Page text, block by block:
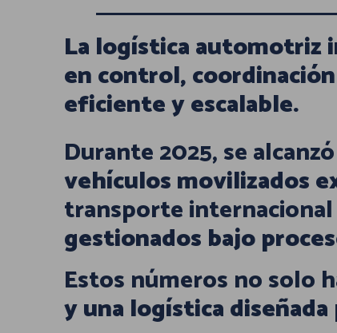
La logística automotriz
en control,
eficiente y escalable.
Durante 2025, se
vehículos movilizados
transporte internacional
gestionados bajo
Estos números no solo
y una logística diseñada